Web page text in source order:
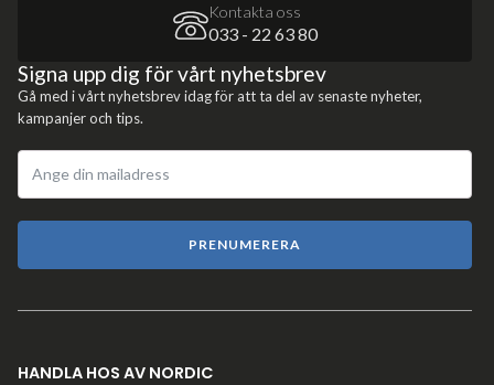
Kontakta oss
033 - 22 63 80
Signa upp dig för vårt nyhetsbrev
Gå med i vårt nyhetsbrev idag för att ta del av senaste nyheter,
kampanjer och tips.
PRENUMERERA
HANDLA HOS AV NORDIC